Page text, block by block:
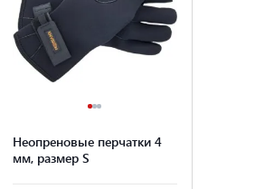
Неопреновые перчатки 4
мм, размер S